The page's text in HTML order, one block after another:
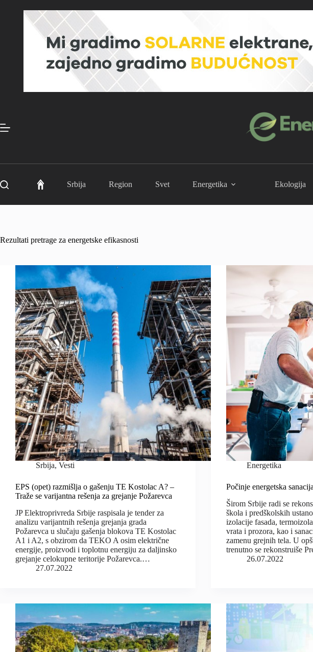
Srbija Region Svet Energetika Ekologija
Rezultati pretrage za energetske efikasnosti
Srbija, Vesti
EPS (opet) razmišlja o gašenju TE Kostolac A? –
Traže se varijantna rešenja za grejanje Požarevca
JP Elektroprivreda Srbije raspisala je tender za
analizu varijantnih rešenja grejanja grada
Požarevca u slučaju gašenja blokova TE Kostolac
A1 i A2, s obzirom da TEKO A osim električne
energije, proizvodi i toplotnu energiju za daljinsko
grejanje celokupne teritorije Požarevca.…
27.07.2022
Energetika
Počinje energetska
Širom Srbije radi se
škola i predškolskih
izolacije fasada,
vrata i prozora, kao i
zamenu grejnih tela. U
trenutno se rekonstruiše
26.07.2022